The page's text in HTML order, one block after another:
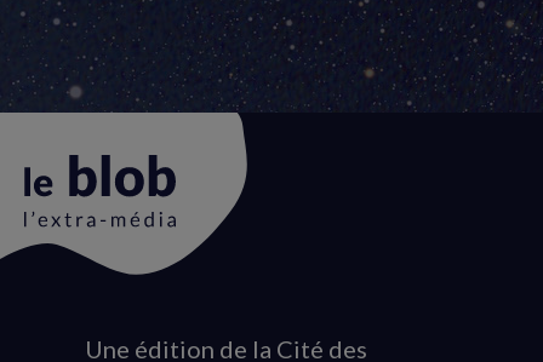
Animation
Une édition de la Cité des